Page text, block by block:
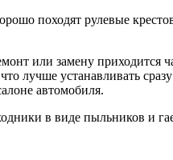
походят рулевые
или замену приходится
лучше устанавливать
автомобиля.
в виде пыльников и